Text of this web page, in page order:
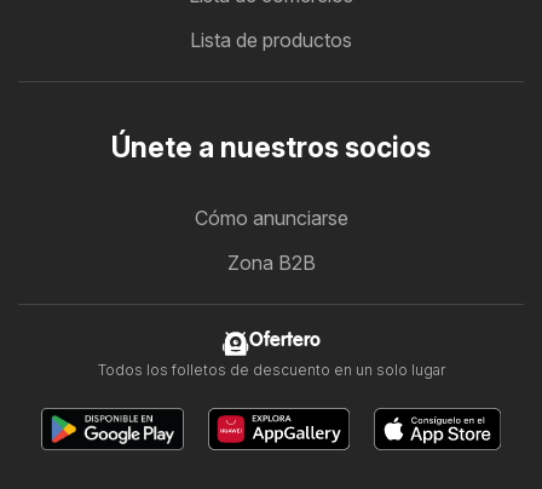
Lista de productos
Únete a nuestros socios
Cómo anunciarse
Zona B2B
Ofertero
Todos los folletos de descuento en un solo lugar